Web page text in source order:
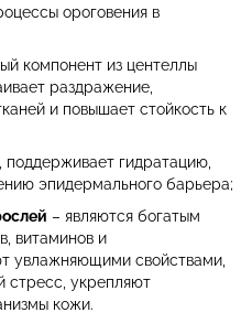
ороговения в
компонент из центеллы
раздражение,
и повышает стойкость к
поддерживает гидратацию,
эпидермального барьера;
– являются богатым
витаминов и
увлажняющими свойствами,
стресс, укрепляют
кожи.